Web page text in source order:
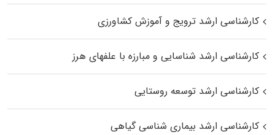
کارشناسی ارشد ترویج و آموزش کشاورزی
کارشناسی ارشد شناسایی و مبارزه با علفهای هرز
کارشناسی ارشد توسعه روستایی
کارشناسی ارشد بیماری‌ شناسی گیاهی